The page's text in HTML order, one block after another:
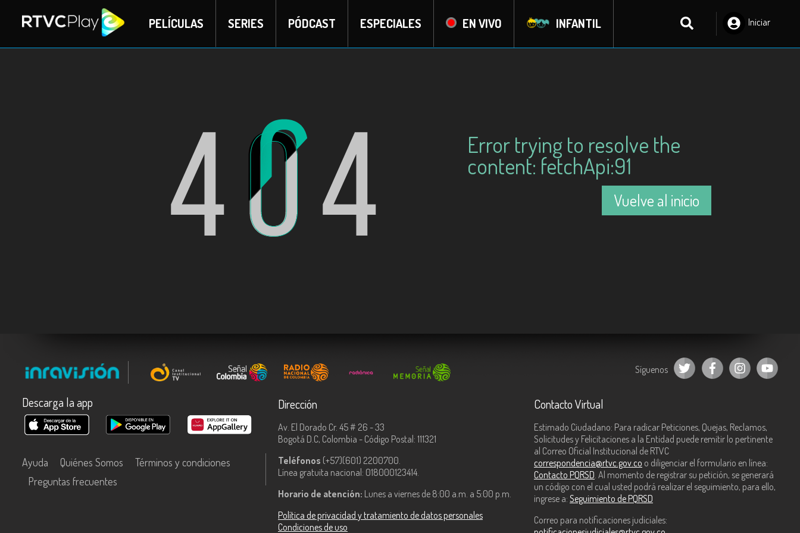
PELÍCULAS SERIES PÓDCAST ESPECIALES EN VIVO INFANTIL
Iniciar
Error trying to resolve the
content: fetchApi:91
Vuelve al inicio
Síguenos
Descarga la app
Ayuda Quiénes Somos
Términos y condiciones
Preguntas frecuentes
Dirección
Av. El Dorado Cr. 45 # 26 - 33
Bogotá D.C, Colombia - Código Postal: 111321
Teléfonos (+57)(601) 2200700.
Línea gratuita nacional: 018000123414.
Horario de atención: Lunes a viernes de 8:00 a.m. a 5:00 p.m.
Política de privacidad y tratamiento de datos personales
Condiciones de uso
Contacto Virtual
Estimado Ciudadano: Para radicar Peticiones, Quejas, Reclamos,
Solicitudes y Felicitaciones a la Entidad puede remitir lo pertinente
al Correo Oficial Institucional de RTVC
correspondencia@rtvc.gov.co o diligenciar el formulario en línea:
Contacto PQRSD. Al momento de registrar su petición, se generará
un código con el cual usted podrá realizar el seguimiento, para ello,
ingrese a: Seguimiento de PQRSD
Correo para notificaciones judiciales: